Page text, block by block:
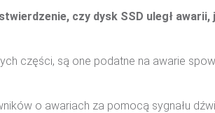
stwierdzenie, czy dysk SSD uległ
części, są one podatne na awarie
o awariach za pomocą sygnału